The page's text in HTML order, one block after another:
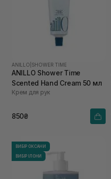
ANILLO SHOWER TIME
ANILLO Shower Time
Scented Hand Cream 50 мл
Крем для рук
850₴
ВИБІР ОКСАНИ
ВИБІР ІЛОНИ